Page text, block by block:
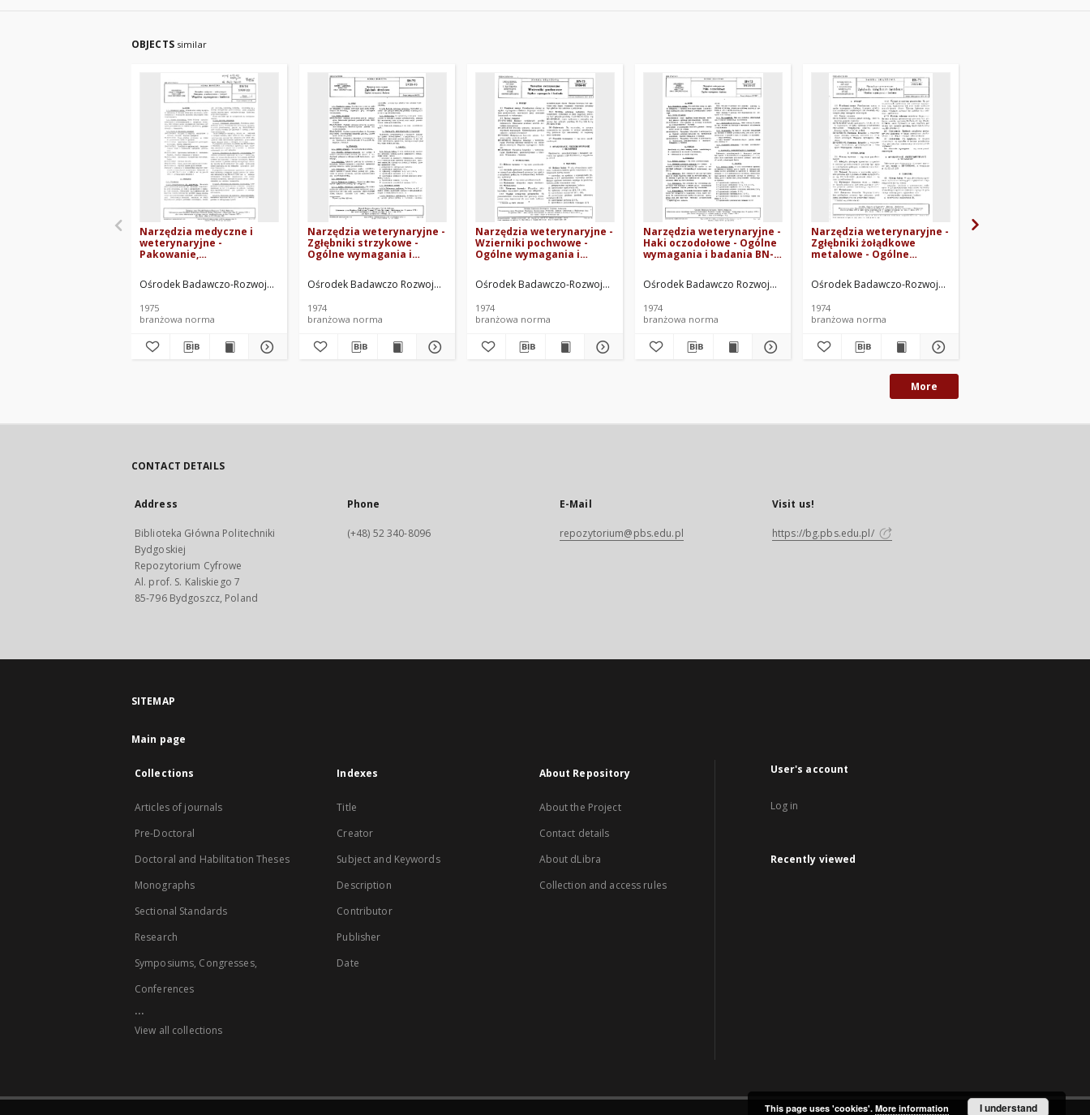
OBJECTS similar
Narzędzia medyczne i
weterynaryjne -
Pakowanie,
transport - Wspólne
wymagania i badania BN-
Ośrodek Badawczo-Rozwojowy Techniki Medycznej. Oprac.
1975
branżowa norma
Narzędzia weterynaryjne -
Zgłębniki strzykowe -
Ogólne wymagania i
Ośrodek Badawczo Rozwojowy Techniki Medycznej. Oprac.
1974
branżowa norma
Narzędzia weterynaryjne -
Wzierniki pochwowe -
Ogólne wymagania i
Ośrodek Badawczo-Rozwojowy Techniki Medycznej. Oprac.
1974
branżowa norma
Narzędzia weterynaryjne -
Haki oczodołowe - Ogólne
wymagania i badania BN-
Ośrodek Badawczo Rozwojowy Techniki Medycznej. Oprac.
1974
branżowa norma
Narzędzia weterynaryjne -
Zgłębniki żołądkowe
metalowe - Ogólne
73/5935-04
Ośrodek Badawczo-Rozwojowy Techniki Medycznej. Oprac.
1974
branżowa norma
More
CONTACT DETAILS
Address
Biblioteka Główna Politechniki
Bydgoskiej
Repozytorium Cyfrowe
Al. prof. S. Kaliskiego 7
85-796 Bydgoszcz, Poland
Phone
(+48) 52 340-8096
E-Mail
repozytorium@pbs.edu.pl
Visit us!
https://bg.pbs.edu.pl/
SITEMAP
Main page
Collections
Articles of journals
Pre-Doctoral
Doctoral and Habilitation Theses
Monographs
Sectional Standards
Research
Symposiums, Congresses,
Conferences
...
View all collections
Indexes
Title
Creator
Subject and Keywords
Description
Contributor
Publisher
Date
About Repository
About the Project
Contact details
About dLibra
Collection and access rules
User's account
Log in
Recently viewed
This page uses 'cookies'. More information I understand